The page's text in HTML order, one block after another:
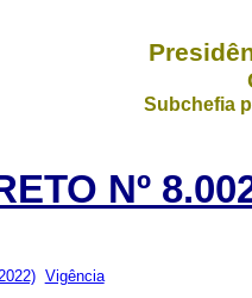
Subchefia
Nº
Vigência